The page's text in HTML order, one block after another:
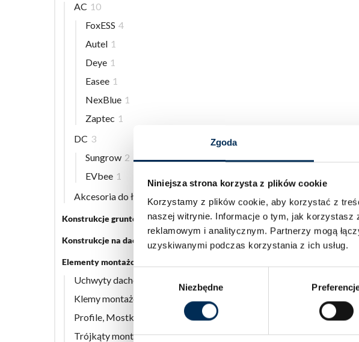
Zgoda
Niniejsza strona korzysta z plików cookie
Korzystamy z plików cookie, aby korzystać z
naszej witrynie. Informacje o tym, jak korzystasz
reklamowym i analitycznym. Partnerzy mogą
uzyskiwanymi podczas korzystania z ich usług.
Niezbędne
AC 10
FoxESS 4
Autel 1
Deye 1
Easee 1
NexBlue 1
Zaptec 1
DC 3
Sungrow 2
EVbee 1
Akcesoria do ładowarek EV
Konstrukcje gruntowe 5
Konstrukcje na dach płaski 3
Elementy montażowe
Uchwyty dachowe
Klemy montażowe
Profile, Mostki
Trójkąty montażowe 3